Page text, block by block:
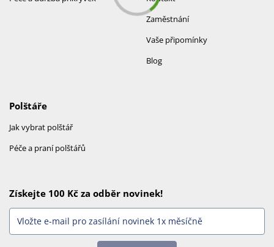
Zaměstnání
Vaše připomínky
Blog
Polštáře
Jak vybrat polštář
Péče a praní polštářů
Získejte 100 Kč za odběr novinek!